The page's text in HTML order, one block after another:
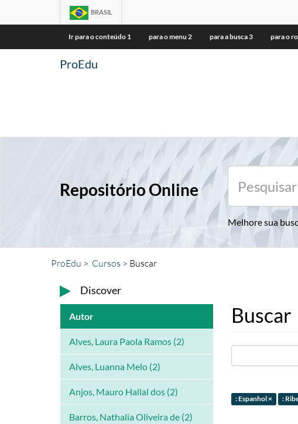
BRASIL
Ir para o conteúdo 1 para o menu 2 para a busca3 para o
ProEdu
Repositório Online
Melhore sua
ProEdu Cursos Buscar
Discover
Autor
Alves, Laura Paola Ramos (2)
Alves, Luanna Melo (2)
Anjos, Mauro Hallal dos (2)
Barros, Nathalia Oliveira de (2)
Buscar
: Espanhol × :